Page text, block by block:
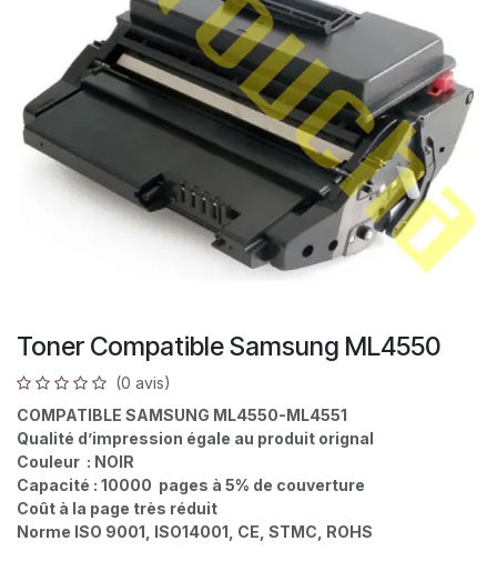
Toner Compatible Samsung ML4550
(0 avis)
COMPATIBLE SAMSUNG ML4550-ML4551
Qualité d’impression égale au produit orignal
Couleur : NOIR
Capacité : 10000 pages à 5% de couverture
Coût à la page très réduit
Norme ISO 9001, ISO14001, CE, STMC, ROHS